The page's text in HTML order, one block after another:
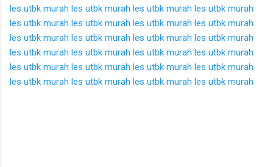
les utbk murah les utbk murah les utbk murah les utbk murah
les utbk murah les utbk murah les utbk murah les utbk murah
les utbk murah les utbk murah les utbk murah les utbk murah
les utbk murah les utbk murah les utbk murah les utbk murah
les utbk murah les utbk murah les utbk murah les utbk murah
les utbk murah les utbk murah les utbk murah les utbk murah